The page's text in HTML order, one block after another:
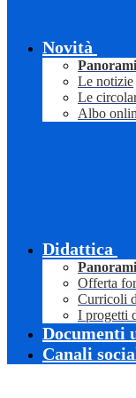
Novità
Le notizie
Le
Albo
Didattica
Offerta
Curricoli
I progetti
Documenti
Canali